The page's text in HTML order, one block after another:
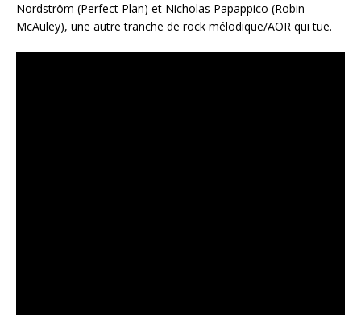
Nordström (Perfect Plan) et Nicholas Papappico (Robin
McAuley), une autre tranche de rock mélodique/AOR qui tue.